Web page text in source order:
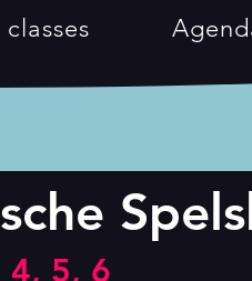
4, 5, 6